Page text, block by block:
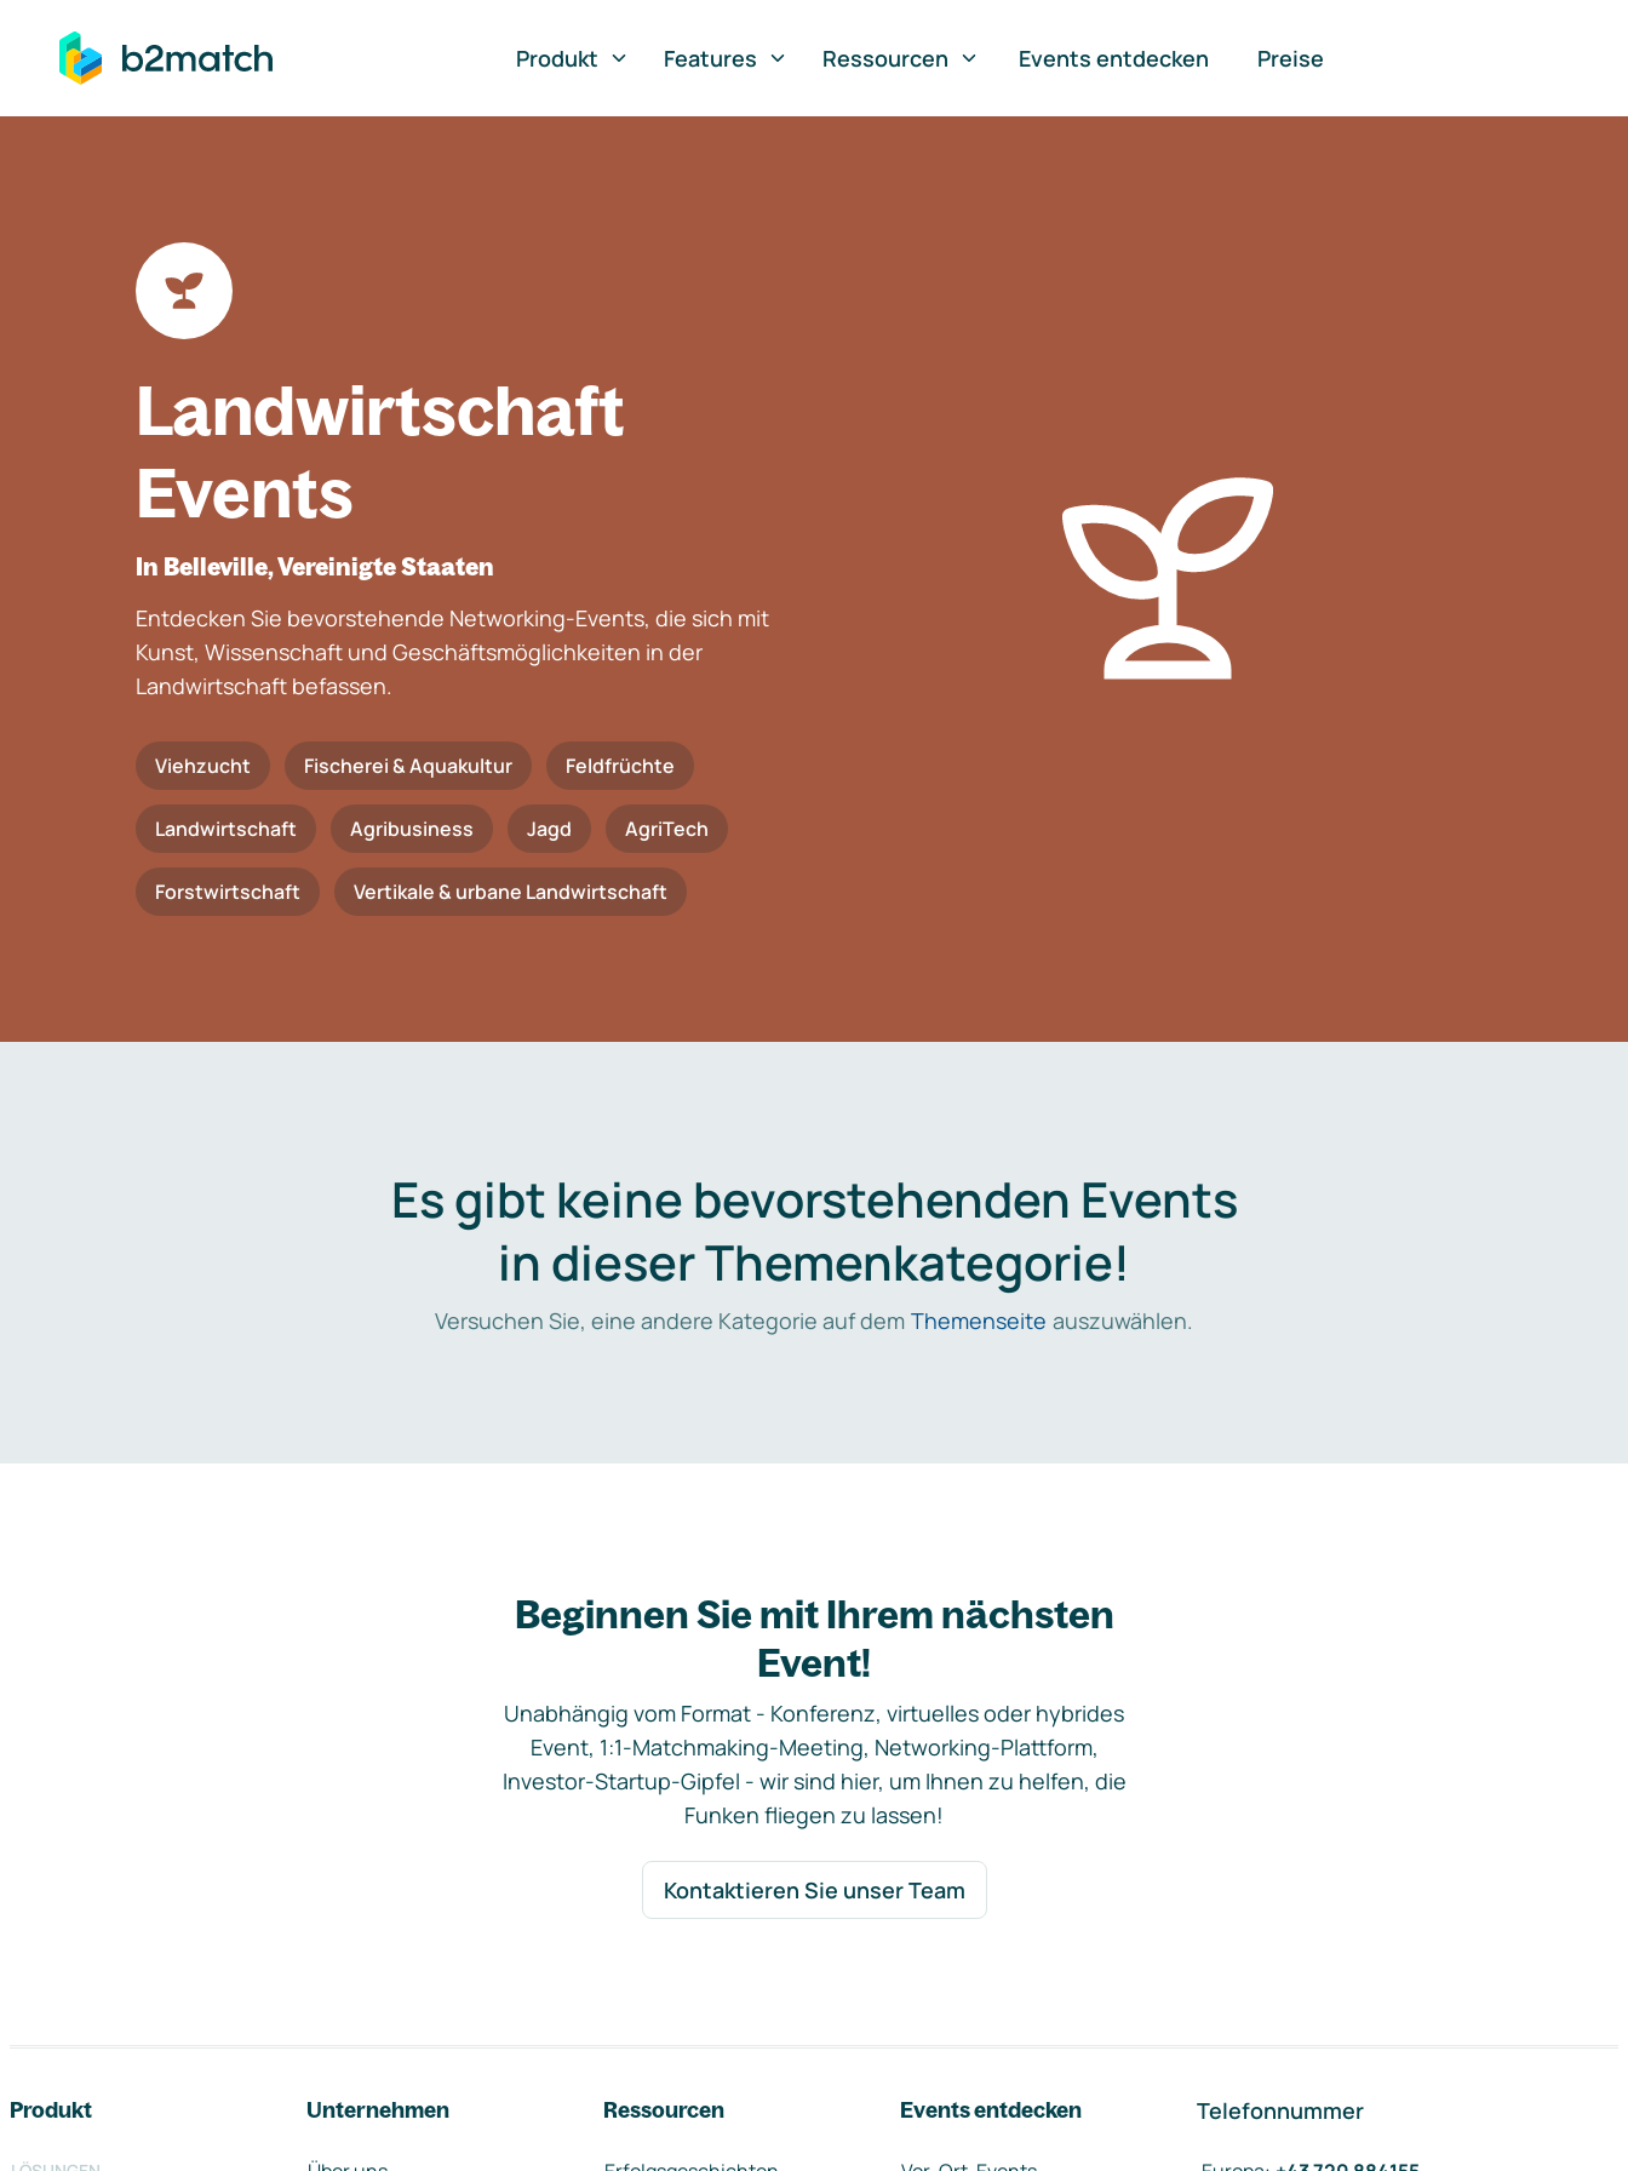
springen
Produkt
Features Ressourcen Events entdecken Preise
Landwirtschaft
Events
In Belleville, Vereinigte Staaten
Entdecken Sie bevorstehende Networking-Events, die sich mit
Kunst, Wissenschaft und Geschäftsmöglichkeiten in der
Landwirtschaft befassen.
Viehzucht Fischerei & Aquakultur Feldfrüchte
Landwirtschaft Agribusiness Jagd AgriTech
Forstwirtschaft Vertikale & urbane Landwirtschaft
Es gibt keine bevorstehenden Events
in dieser Themenkategorie!
Versuchen Sie, eine andere Kategorie auf dem Themenseite auszuwählen.
Beginnen Sie mit Ihrem nächsten
Event!
Unabhängig vom Format - Konferenz, virtuelles oder hybrides
Event, 1:1-Matchmaking-Meeting, Networking-Plattform,
Investor-Startup-Gipfel - wir sind hier, um Ihnen zu helfen, die
Funken fliegen zu lassen!
Kontaktieren Sie unser Team
Produkt Unternehmen Ressourcen Events entdecken Telefonnummer